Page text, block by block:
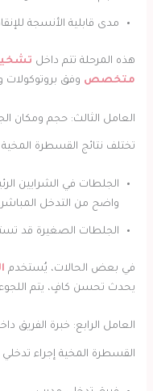
مدى قابلية الأنسجة
هذه المرحلة تتم داخل
متخصص وفق بروتوكولات
العامل الثالث: حجم ومكان
تختلف نتائج القسطرة
الجلطات في الشرايين
واضح من التدخل المباشر.
الجلطات الصغيرة قد
في بعض الحالات، يُستخدم
يحدث تحسن كافٍ، يتم
العامل الرابع: خبرة الفريق
القسطرة المخية إجراء